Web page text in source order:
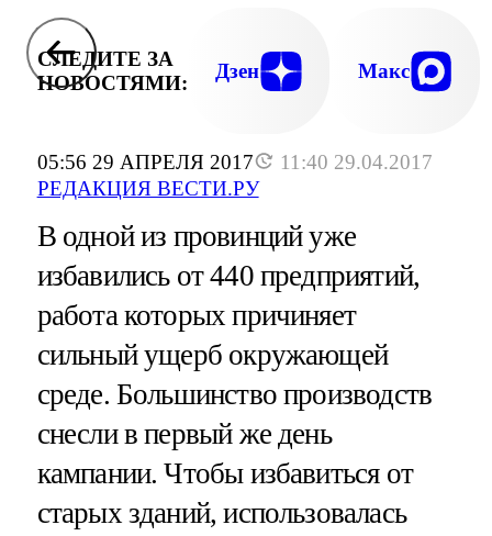
05:56 29 АПРЕЛЯ 2017
11:40 29.04.2017
РЕДАКЦИЯ ВЕСТИ.РУ
СЛЕДИТЕ ЗА
НОВОСТЯМИ:
Дзен Макс
В одной из провинций уже
избавились от 440 предприятий,
работа которых причиняет
сильный ущерб окружающей
среде. Большинство производств
снесли в первый же день
кампании. Чтобы избавиться от
старых зданий, использовалась